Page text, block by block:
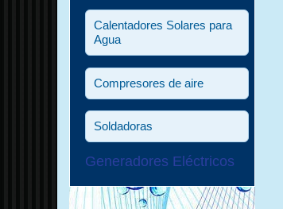
Calentadores Solares para
Agua
Compresores de aire
Soldadoras
Generadores Eléctricos